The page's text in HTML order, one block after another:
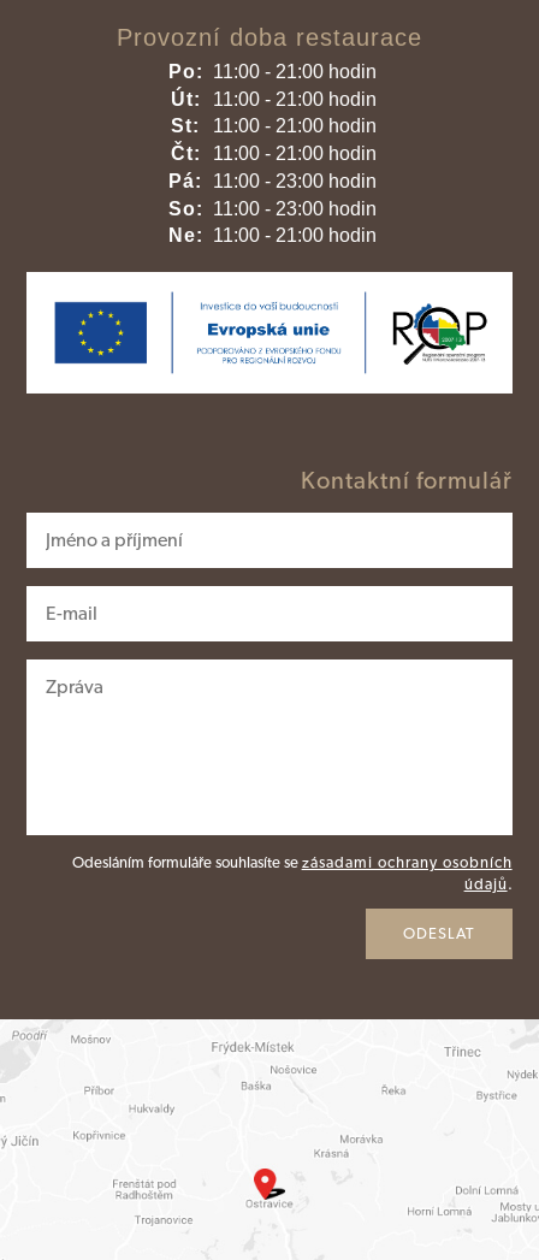
Provozní doba restaurace
Po:
11:00 - 21:00 hodin
Út:
11:00 - 21:00 hodin
St:
11:00 - 21:00 hodin
Čt:
11:00 - 21:00 hodin
Pá:
11:00 - 23:00 hodin
So:
11:00 - 23:00 hodin
Ne:
11:00 - 21:00 hodin
Kontaktní formulář
Odesláním formuláře souhlasíte se zásadami ochrany osobních
údajů .